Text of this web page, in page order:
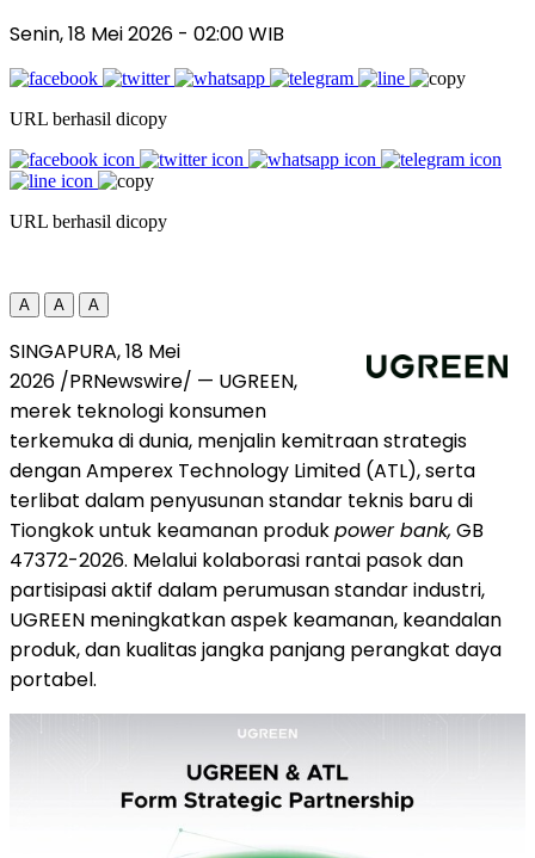
Senin, 18 Mei 2026 - 02:00 WIB
URL berhasil dicopy
URL berhasil dicopy
A A A
SINGAPURA, 18 Mei
2026 /PRNewswire/ — UGREEN,
merek teknologi konsumen
terkemuka di dunia, menjalin kemitraan strategis
dengan Amperex Technology Limited (ATL), serta
terlibat dalam penyusunan standar teknis baru di
Tiongkok untuk keamanan produkpower bank, GB
47372-2026. Melalui kolaborasi rantai pasok dan
partisipasi aktif dalam perumusan standar industri,
UGREEN meningkatkan aspek keamanan, keandalan
produk, dan kualitas jangka panjang perangkat daya
portabel.